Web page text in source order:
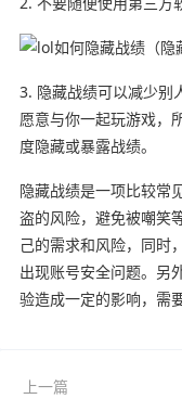
3. 隐藏战绩可以减少别
愿意与你一起玩游戏，
度隐藏或暴露战绩。
隐藏战绩是一项比较常
盗的风险，避免被嘲笑
己的需求和风险，同时
出现账号安全问题。另
验造成一定的影响，需
上一篇